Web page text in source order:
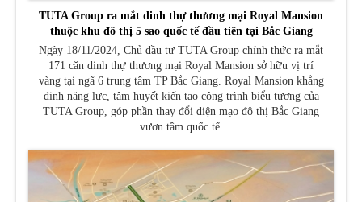
TUTA Group ra mắt dinh thự thương mại Royal Mansion
thuộc khu đô thị 5 sao quốc tế đầu tiên tại Bắc Giang
Ngày 18/11/2024, Chủ đầu tư TUTA Group chính thức ra mắt
171 căn dinh thự thương mại Royal Mansion sở hữu vị trí
vàng tại ngã 6 trung tâm TP Bắc Giang. Royal Mansion khẳng
định năng lực, tâm huyết kiến tạo công trình biểu tượng của
TUTA Group, góp phần thay đổi diện mạo đô thị Bắc Giang
vươn tầm quốc tế.